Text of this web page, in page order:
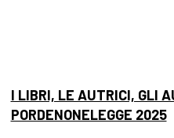
I LIBRI, LE AUTRICI, GLI
PORDENONELEGGE 2025